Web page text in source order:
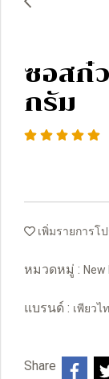
ซอสก๋
กรัม
เพิ่มรายการโ
หมวดหมู่ :
แบรนด์ : เพียวไท
Share